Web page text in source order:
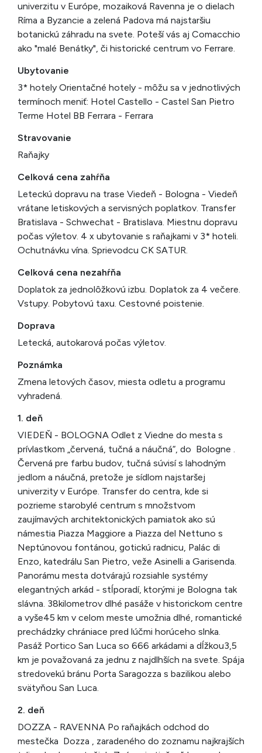
univerzitu v Európe, mozaiková Ravenna je o dielach
Ríma a Byzancie a zelená Padova má najstaršiu
botanickú záhradu na svete. Poteší vás aj Comacchio
ako "malé Benátky", či historické centrum vo Ferrare.
Ubytovanie
3* hotely Orientačné hotely - môžu sa v jednotlivých
termínoch meniť: Hotel Castello - Castel San Pietro
Terme Hotel BB Ferrara - Ferrara
Stravovanie
Raňajky
Celková cena zahŕňa
Leteckú dopravu na trase Viedeň - Bologna - Viedeň
vrátane letiskových a servisných poplatkov. Transfer
Bratislava - Schwechat - Bratislava. Miestnu dopravu
počas výletov. 4 x ubytovanie s raňajkami v 3* hoteli.
Ochutnávku vína. Sprievodcu CK SATUR.
Celková cena nezahŕňa
Doplatok za jednolôžkovú izbu. Doplatok za 4 večere.
Vstupy. Pobytovú taxu. Cestovné poistenie.
Doprava
Letecká, autokarová počas výletov.
Poznámka
Zmena letových časov, miesta odletu a programu
vyhradená.
1. deň
VIEDEŇ - BOLOGNA Odlet z Viedne do mesta s
prívlastkom „červená, tučná a náučná“, do Bologne .
Červená pre farbu budov, tučná súvisí s lahodným
jedlom a náučná, pretože je sídlom najstaršej
univerzity v Európe. Transfer do centra, kde si
pozrieme starobylé centrum s množstvom
zaujímavých architektonických pamiatok ako sú
námestia Piazza Maggiore a Piazza del Nettuno s
Neptúnovou fontánou, gotickú radnicu, Palác di
Enzo, katedrálu San Pietro, veže Asinelli a Garisenda.
Panorámu mesta dotvárajú rozsiahle systémy
elegantných arkád - stĺporadí, ktorými je Bologna tak
slávna. 38kilometrov dlhé pasáže v historickom centre
a vyše45 km v celom meste umožnia dlhé, romantické
prechádzky chrániace pred lúčmi horúceho slnka.
Pasáž Portico San Luca so 666 arkádami a dĺžkou3,5
km je považovaná za jednu z najdlhších na svete. Spája
stredovekú bránu Porta Saragozza s bazilikou alebo
svätyňou San Luca.
2. deň
DOZZA - RAVENNA Po raňajkách odchod do
mestečka Dozza , zaradeného do zoznamu najkrajších